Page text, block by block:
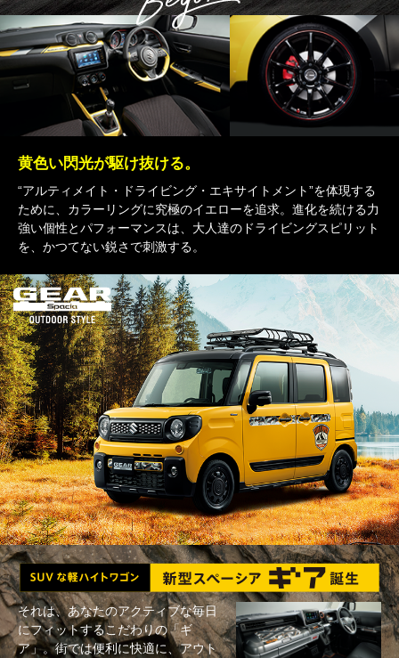
黄色い閃光が駆け抜ける。
“アルティメイト・ドライビング・エキサイトメント”を体現する
ために、カラーリングに究極のイエローを追求。進化を続ける力
強い個性とパフォーマンスは、大人達のドライビングスピリット
を、かつてない鋭さで刺激する。
それは、あなたのアクティブな毎日
にフィットするこだわりの「ギ
ア」。街では便利に快適に、アウト